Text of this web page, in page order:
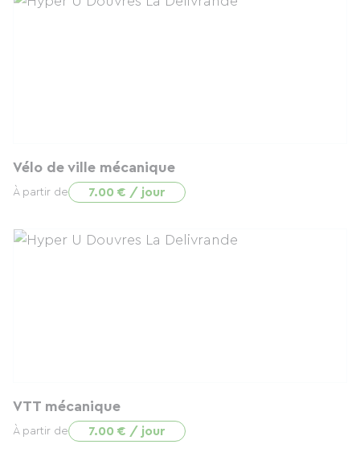
Vélo de ville mécanique
À partir de 7.00 € / jour
VTT mécanique
À partir de 7.00 € / jour